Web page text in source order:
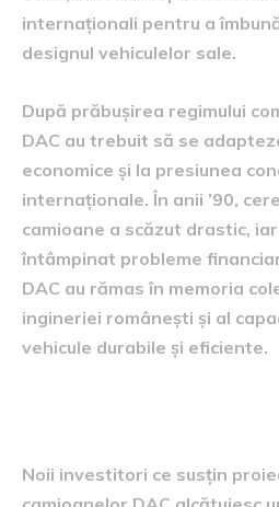
internaționali pentru a
designul vehiculelor sale.
După prăbușirea regimului
DAC au trebuit să se
economice și la presiunea
internaționale. În anii ’90,
camioane a scăzut drastic,
întâmpinat probleme
DAC au rămas în memoria
ingineriei românești și al
vehicule durabile și eficiente.
Noii investitori ce susțin